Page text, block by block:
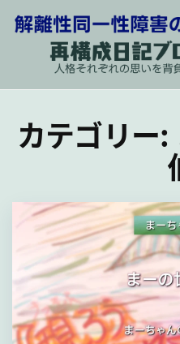
解
性
同
障
一
症
例
記
ブ
人
の
い
を
背
カテゴリー: